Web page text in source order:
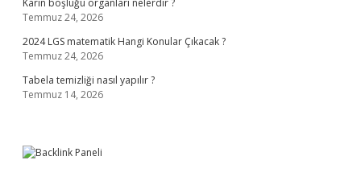
Karın boşluğu organları nelerdir ?
Temmuz 24, 2026
2024 LGS matematik Hangi Konular Çıkacak ?
Temmuz 24, 2026
Tabela temizliği nasıl yapılır ?
Temmuz 14, 2026